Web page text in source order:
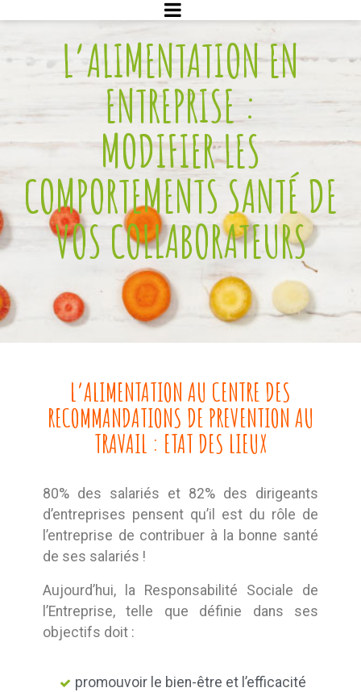
L’ALIMENTATION EN
ENTREPRISE :
MODIFIER LES
COMPORTEMENTS SANTÉ DE
VOS COLLABORATEURS
L’ALIMENTATION AU CENTRE DES
RECOMMANDATIONS DE PREVENTION AU
TRAVAIL : ETAT DES LIEUX
80% des salariés et 82% des dirigeants
d’entreprises pensent qu’il est du rôle de
l’entreprise de contribuer à la bonne santé
de ses salariés !
Aujourd’hui, la Responsabilité Sociale de
l’Entreprise, telle que définie dans ses
objectifs doit :
promouvoir le bien-être et l’efficacité